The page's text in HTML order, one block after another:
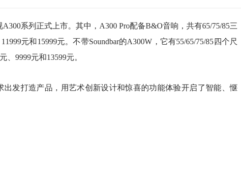
系列正式上市。其中，A300 Pro配备B&O音响，共有65/75/85三
元和15999元。不带Soundbar的A300W，它有55/65/75/85四个尺
、9999元和13599元。
发打造产品，用艺术创新设计和惊喜的功能体验开启了智能、惬